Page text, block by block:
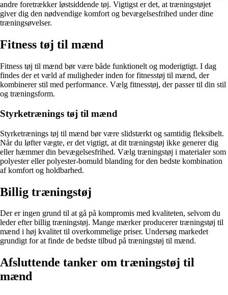
andre foretrækker løstsiddende tøj. Vigtigst er det, at træningstøjet
giver dig den nødvendige komfort og bevægelsesfrihed under dine
træningsøvelser.
Fitness tøj til mænd
Fitness tøj til mænd bør være både funktionelt og moderigtigt. I dag
findes der et væld af muligheder inden for fitnesstøj til mænd, der
kombinerer stil med performance. Vælg fitnesstøj, der passer til din stil
og træningsform.
Styrketrænings tøj til mænd
Styrketrænings tøj til mænd bør være slidstærkt og samtidig fleksibelt.
Når du løfter vægte, er det vigtigt, at dit træningstøj ikke generer dig
eller hæmmer din bevægelsesfrihed. Vælg træningstøj i materialer som
polyester eller polyester-bomuld blanding for den bedste kombination
af komfort og holdbarhed.
Billig træningstøj
Der er ingen grund til at gå på kompromis med kvaliteten, selvom du
leder efter billig træningstøj. Mange mærker producerer træningstøj til
mænd i høj kvalitet til overkommelige priser. Undersøg markedet
grundigt for at finde de bedste tilbud på træningstøj til mænd.
Afsluttende tanker om træningstøj til
mænd